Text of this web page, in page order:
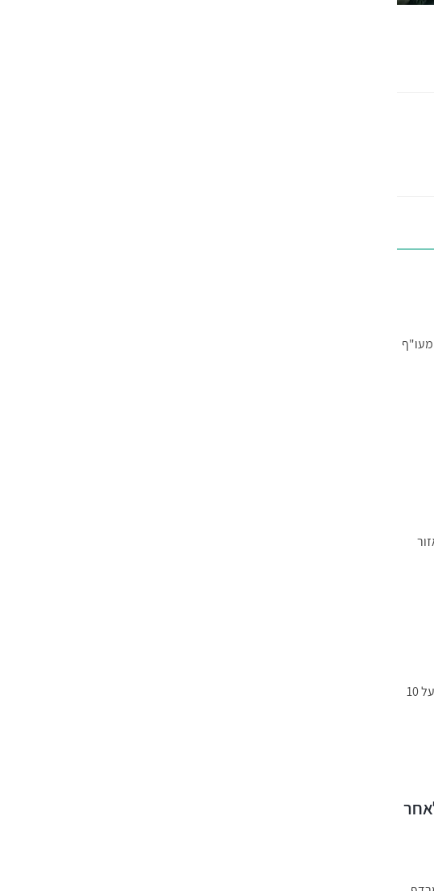
מעו"ף
בת 24 מחריש ובן 30 מאום אל פאחם חשודים בשיתוף פעולה ובגניבת מעל 10